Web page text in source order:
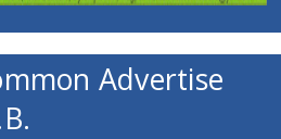
Advertise